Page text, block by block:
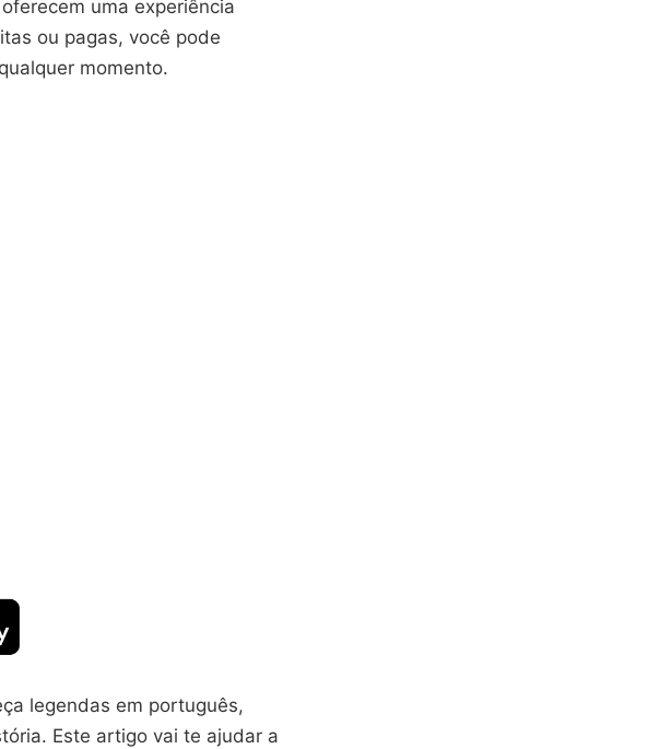
uma experiência
ou pagas, você pode
momento.
legendas em português,
Este artigo vai te ajudar a